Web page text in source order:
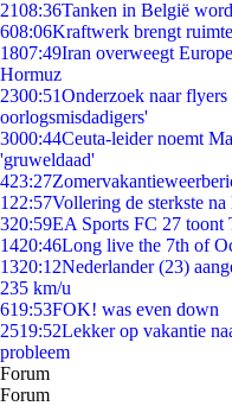
2108:36Tanken in België
608:06Kraftwerk brengt
1807:49Iran overweegt
Hormuz
2300:51Onderzoek naar
oorlogsmisdadigers'
3000:44Ceuta-leider noemt
'gruweldaad'
423:27
1 22:57Vollering de sterkste
320:59EA Sports FC 27 toont
1420:46Long live the 7th of
1320:12Nederlander (23)
235 km/u
619:53FOK! was even down
2519:52Lekker op vakantie
probleem
Forum
Forum